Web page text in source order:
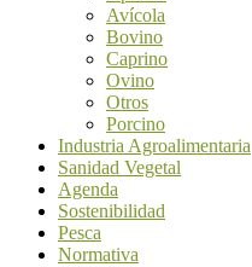
Avícola
Bovino
Caprino
Ovino
Otros
Porcino
Industria Agroalimentaria
Sanidad Vegetal
Agenda
Sostenibilidad
Pesca
Normativa